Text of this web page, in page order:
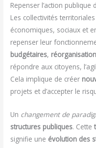
Repenser l’action
Les collectivités
économiques, sociaux et
repenser leur
budgétaires,
répondre aux citoyens,
Cela implique de créer
projets et d’accepter le
Un changement de
structures publiques. Cette
signifie une évolution des